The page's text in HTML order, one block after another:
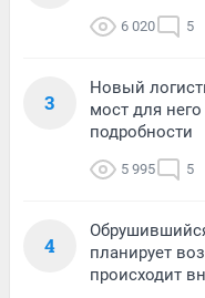
6 020 5
3
Новый
мост для
подробности
5 995 5
4
планирует
происходит